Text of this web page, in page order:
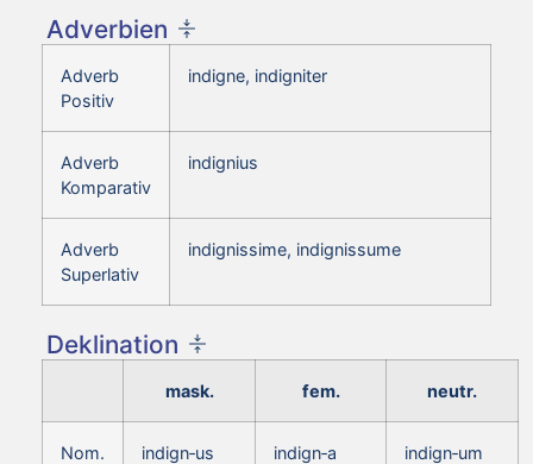
Adverbien
Adverb
Positiv
indigne, indigniter
Adverb
Komparativ
indignius
Adverb
Superlativ
indignissime, indignissume
Deklination
mask. fem. neutr.
Nom.
indign‑us indign‑a indign‑um